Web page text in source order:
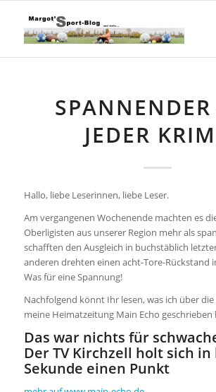
SPANNENDER
JEDER
Hallo, liebe Leserinnen, liebe Leser.
Am vergangenen Wochenende machten es
Oberligisten aus unserer Region mehr als
schafften den Ausgleich in buchstäblich
anderen drehten einen acht-Tore-Rückstand
Was für eine Spannung!
Nachfolgend könnt Ihr lesen, was ich über
meine Heimatzeitung Main Echo geschrieben
Das war nichts für
Der TV Kirchzell holt sich
Sekunde einen Punkt